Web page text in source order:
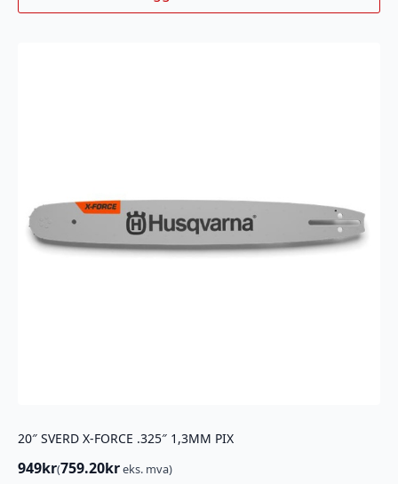
20″ SVERD X-FORCE .325″ 1,3MM PIX
949kr(759.20kreks. mva)